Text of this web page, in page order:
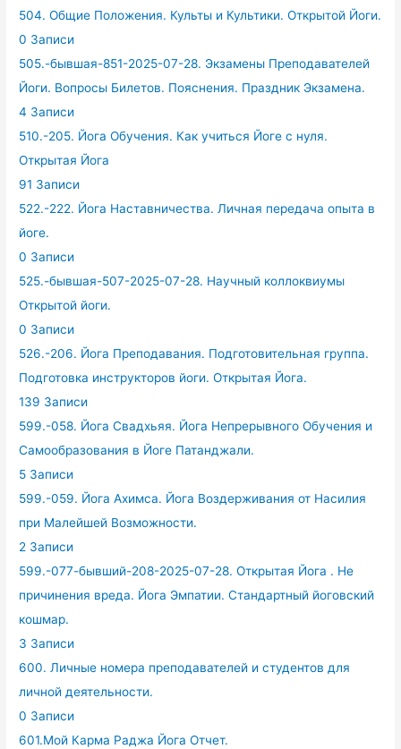
504. Общие Положения. Культы и Культики. Открытой Йоги.
0 Записи
505.-бывшая-851-2025-07-28. Экзамены Преподавателей
Йоги. Вопросы Билетов. Пояснения. Праздник Экзамена.
4 Записи
510.-205. Йога Обучения. Как учиться Йоге с нуля.
Открытая Йога
91 Записи
522.-222. Йога Наставничества. Личная передача опыта в
йоге.
0 Записи
525.-бывшая-507-2025-07-28. Научный коллоквиумы
Открытой йоги.
0 Записи
526.-206. Йога Преподавания. Подготовительная группа.
Подготовка инструкторов йоги. Открытая Йога.
139 Записи
599.-058. Йога Свадхьяя. Йога Непрерывного Обучения и
Самообразования в Йоге Патанджали.
5 Записи
599.-059. Йога Ахимса. Йога Воздерживания от Насилия
при Малейшей Возможности.
2 Записи
599.-077-бывший-208-2025-07-28. Открытая Йога . Не
причинения вреда. Йога Эмпатии. Стандартный йоговский
кошмар.
3 Записи
600. Личные номера преподавателей и студентов для
личной деятельности.
0 Записи
601.Мой Карма Раджа Йога Отчет.